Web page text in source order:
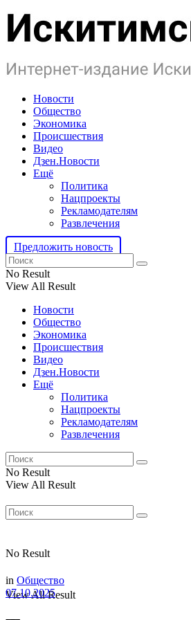
Новости
Общество
Экономика
Происшествия
Видео
Дзен.Новости
Ещё
Политика
Нацпроекты
Рекламодателям
Развлечения
Предложить новость
No Result
View All Result
Новости
Общество
Экономика
Происшествия
Видео
Дзен.Новости
Ещё
Политика
Нацпроекты
Рекламодателям
Развлечения
No Result
View All Result
No Result
View All Result
in Общество
07.10.2025